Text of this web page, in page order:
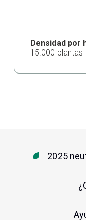
Densidad por
15.000 plantas
2025